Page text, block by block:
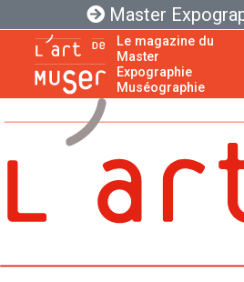
Master
Le magazine du
Master
Expographie
Muséographie